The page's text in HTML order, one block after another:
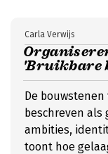
'Bruikbare
Carla Verwijs
De
beschreven als
ambities,
toont hoe